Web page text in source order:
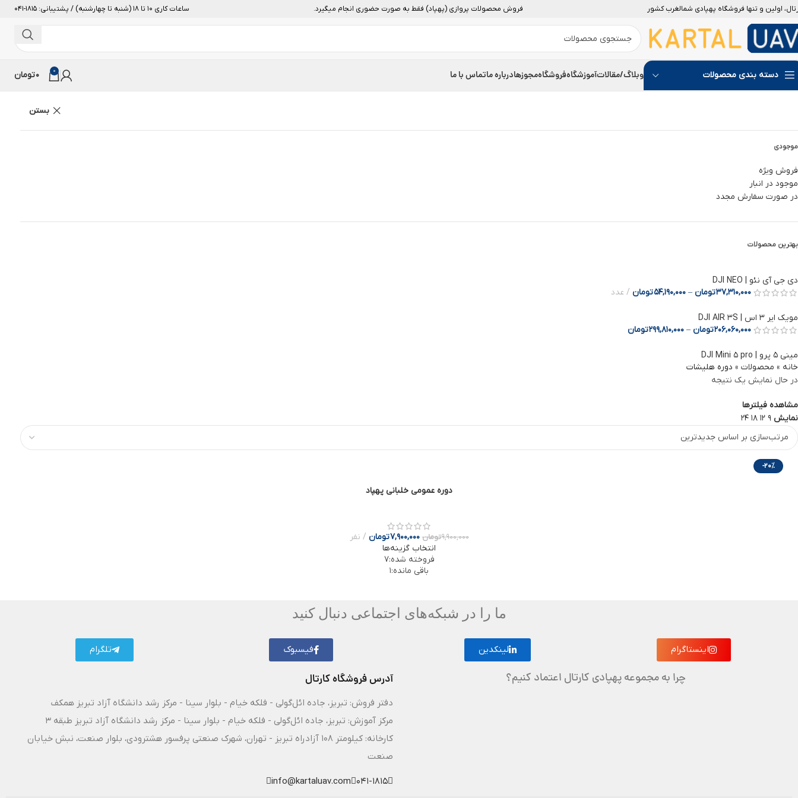
اولین و تنها فروشگاه پهپادی شمالغرب کشور فروش محصولات پروازی (پهپاد) فقط به صورت حضوری انجام میگیرد. ساعات کاری 10 تا 18 (شنبه تا چهارشنبه) / پشتیبانی: 1815-041
دسته بندی محصولات وبلاگ/مقالاتآموزشگاهفروشگاهمجوزهادرباره ماتماس با ما 0
0تومان
بستن
موجودی
فروش ویژه
موجود در انبار
در صورت سفارش مجدد
بهترین محصولات
دی جی آی نئو | DJI NEO
37,310,000تومان –
54,190,000تومان عدد
مویک ایر 3 اس | DJI AIR 3S
206,060,000تومان –
299,810,000تومان
مینی ۵ پرو | DJI Mini ۵ pro
خانه » محصولات » دوره هلیشات
در حال نمایش یک نتیجه
مشاهده فیلترها
نمایش 9
12
18
24
-20%
دوره عمومی خلبانی پهپاد
9,900,000تومان 7,900,000تومان
نفر
انتخاب گزینه‌ها
فروخته شده:7
باقی مانده:1
ما را در شبکه‌های اجتماعی دنبال کنید
اینستاگرام لینکدین فیسبوک تلگرام
چرا به مجموعه پهپادی کارتال اعتماد کنیم؟ آدرس فروشگاه کارتال
دفتر فروش: تبریز، جاده ائل‌گولی - فلکه خیام - بلوار سینا - مرکز رشد دانشگاه آزاد تبریز همکف
مرکز آموزش: تبریز، جاده ائل‌گولی - فلکه خیام - بلوار سینا - مرکز رشد دانشگاه آزاد تبریز طبقه 3
کارخانه: کیلومتر ۱۰۸ آزادراه تبریز - تهران، شهرک صنعتی پرفسور هشترودی، بلوار صنعت، نبش خیابان
صنعت
041-1815
info@kartaluav.com
Facebook
Instagram
linkedin
WhatsApp
Telegram